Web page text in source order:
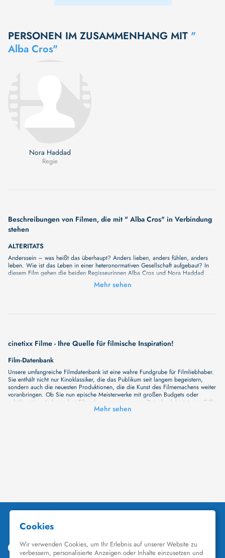
PERSONEN IM ZUSAMMENHANG MIT "
Alba Cros"
Nora Haddad
Regie
Beschreibungen von Filmen, die mit " Alba Cros" in Verbindung
stehen
ALTERITATS
Anderssein – was heißt das überhaupt? Anders lieben, anders fühlen, anders
leben. Wie ist das Leben in einer heteronormativen Gesellschaft aufgebaut? In
diesem Film gehen die beiden Regisseurinnen Alba Cros und Nora Haddad
diesen Fragen nach und porträtieren nicht-binäre Menschen, die in ganz
unterschiedlichen Realitäten leben.Mehr sehen
cinetixx Filme - Ihre Quelle für filmische Inspiration!
Film-Datenbank
Unsere umfangreiche Filmdatenbank ist eine wahre Fundgrube für Filmliebhaber.
Sie enthält nicht nur Kinoklassiker, die das Publikum seit langem begeistern,
sondern auch die neuesten Produktionen, die die Kunst des Filmemachens weiter
voranbringen. Ob Sie nun epische Meisterwerke mit großen Budgets oder
subtile, intime Independent-Filme bevorzugen, unsere Datenbank bietet eine Fülle
von Inhalten, die Ihr Herz und Ihren Geist berühren werden. Beim Durchstöbern
Kinematographie zu einer noch faszinierenderen Welt werden, die Sie erkunden
Schauspieler-Datenbank
wir Sie dazu ein, Informationen über Ihre Lieblingskünstler zu entdecken. Bei uns
finden Sie heraus, in welchen Filmen sie mitgewirkt haben, mit wem sie
Mehr sehen